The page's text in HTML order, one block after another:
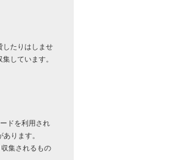
したりはしませ
しています。
ドを利用され
ります。
集されるもの